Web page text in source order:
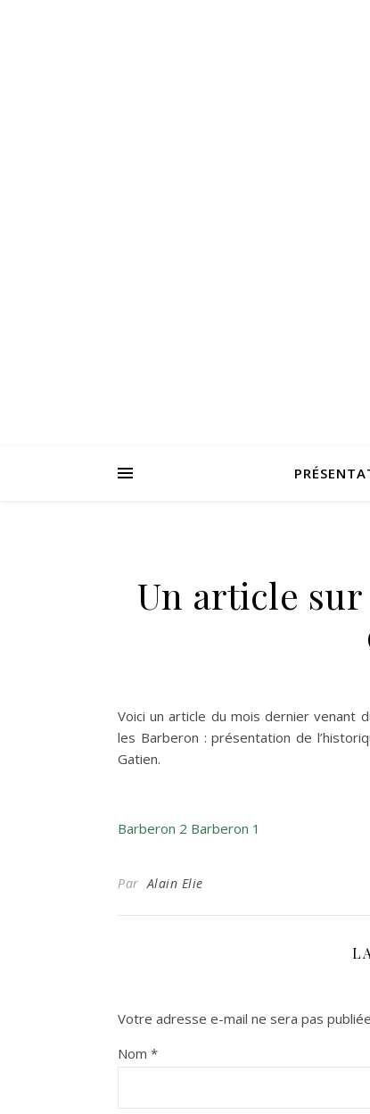
Un article
Voici un article du mois dernier venant
les Barberon : présentation de
Gatien.
Barberon 2 Barberon 1
ParAlain Elie
Votre adresse e-mail ne sera pas
Nom *